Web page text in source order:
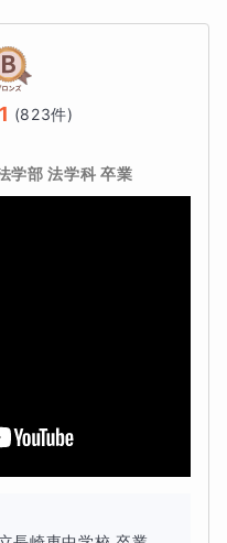
徴
を置き、テストで出やす
きます。語彙については
確さとスピードを高めて
「復文トレーニング（和
(823件)
学部 法学科 卒業